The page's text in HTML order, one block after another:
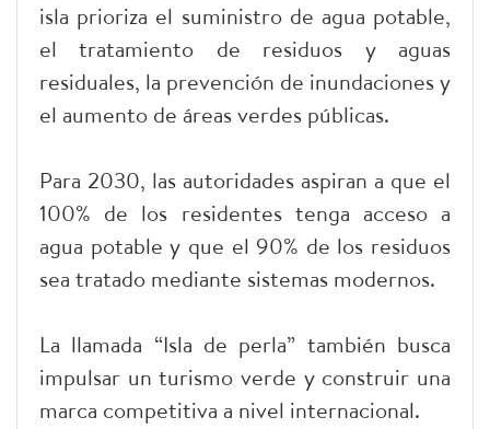
isla prioriza el suministro de agua potable,
el tratamiento de residuos y aguas
residuales, la prevención de inundaciones y
el aumento de áreas verdes públicas.
Para 2030, las autoridades aspiran a que el
100% de los residentes tenga acceso a
agua potable y que el 90% de los residuos
sea tratado mediante sistemas modernos.
La llamada “Isla de perla” también busca
impulsar un turismo verde y construir una
marca competitiva a nivel internacional.